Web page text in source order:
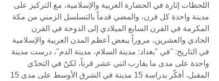
اللحظات إثارة في الحضارة العربية والإسلامية، مع التركيز على
مدينة واحدة كل قرن، والمضي قدماً بالتسلسل الزمني من مكة
المكرمة في القرن السابع الميلادي إلى الدوحة في القرن
الحادي والعشرين، مروراً ببعض أعظم المدن العربية والإسلامية
في التاريخ: "في "بغداد: مدينة السلام، مدينة الدم"، درست مدينة
واحدة على مدى ما يقارب اثني عشر قرناً، لكنّ في التحدّي
المقبل، أفكّر بدراسة 15 مدينة في الشرق الأوسط على مدى 15